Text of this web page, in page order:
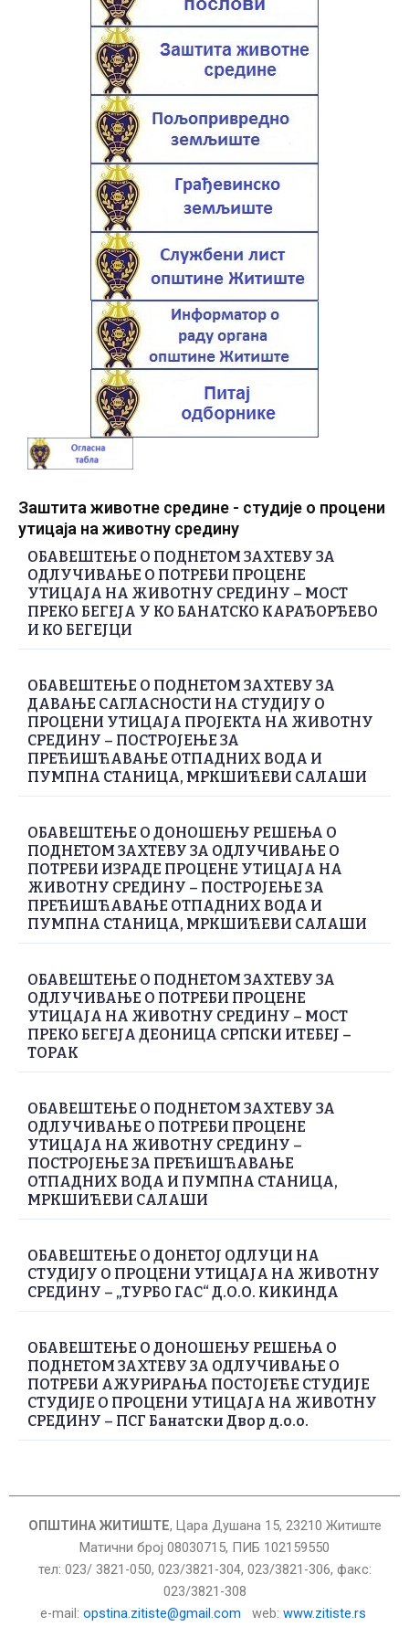
Заштита животне средине - студије о процени
утицаја на животну средину
ОБАВЕШТЕЊЕ О ПОДНЕТОМ ЗАХТЕВУ ЗА
ОДЛУЧИВАЊЕ О ПОТРЕБИ ПРОЦЕНЕ
УТИЦАЈА НА ЖИВОТНУ СРЕДИНУ – МОСТ
ПРЕКО БЕГЕЈА У КО БАНАТСКО КАРАЂОРЂЕВО
И КО БЕГЕЈЦИ
ОБАВЕШТЕЊЕ О ПОДНЕТОМ ЗАХТЕВУ ЗА
ДАВАЊЕ САГЛАСНОСТИ НА СТУДИЈУ О
ПРОЦЕНИ УТИЦАЈА ПРОЈЕКТА НА ЖИВОТНУ
СРЕДИНУ – ПОСТРОЈЕЊЕ ЗА
ПРЕЋИШЋАВАЊЕ ОТПАДНИХ ВОДА И
ПУМПНА СТАНИЦА, МРКШИЋЕВИ САЛАШИ
ОБАВЕШТЕЊЕ О ДОНОШЕЊУ РЕШЕЊА О
ПОДНЕТОМ ЗАХТЕВУ ЗА ОДЛУЧИВАЊЕ О
ПОТРЕБИ ИЗРАДЕ ПРОЦЕНЕ УТИЦАЈА НА
ЖИВОТНУ СРЕДИНУ – ПОСТРОЈЕЊЕ ЗА
ПРЕЋИШЋАВАЊЕ ОТПАДНИХ ВОДА И
ПУМПНА СТАНИЦА, МРКШИЋЕВИ САЛАШИ
ОБАВЕШТЕЊЕ О ПОДНЕТОМ ЗАХТЕВУ ЗА
ОДЛУЧИВАЊЕ О ПОТРЕБИ ПРОЦЕНЕ
УТИЦАЈА НА ЖИВОТНУ СРЕДИНУ – МОСТ
ПРЕКО БЕГЕЈА ДЕОНИЦА СРПСКИ ИТЕБЕЈ –
ТОРАК
ОБАВЕШТЕЊЕ О ПОДНЕТОМ ЗАХТЕВУ ЗА
ОДЛУЧИВАЊЕ О ПОТРЕБИ ПРОЦЕНЕ
УТИЦАЈА НА ЖИВОТНУ СРЕДИНУ –
ПОСТРОЈЕЊЕ ЗА ПРЕЋИШЋАВАЊЕ
ОТПАДНИХ ВОДА И ПУМПНА СТАНИЦА,
МРКШИЋЕВИ САЛАШИ
ОБАВЕШТЕЊЕ О ДОНЕТОЈ ОДЛУЦИ НА
СТУДИЈУ О ПРОЦЕНИ УТИЦАЈА НА ЖИВОТНУ
СРЕДИНУ – „ТУРБО ГАС“ Д.О.О. КИКИНДА
ОБАВЕШТЕЊЕ О ДОНОШЕЊУ РЕШЕЊА О
ПОДНЕТОМ ЗАХТЕВУ ЗА ОДЛУЧИВАЊЕ О
ПОТРЕБИ АЖУРИРАЊА ПОСТОЈЕЋЕ СТУДИЈЕ
СТУДИЈЕ О ПРОЦЕНИ УТИЦАЈА НА ЖИВОТНУ
СРЕДИНУ – ПСГ Банатски Двор д.о.о.
ОПШТИНА ЖИТИШТЕ, Цара Душана 15, 23210 Житиште
Матични број 08030715, ПИБ 102159550
тел: 023/ 3821-050, 023/3821-304, 023/3821-306, факс:
023/3821-308
е-mail: opstina.zitiste@gmail.com web: www.zitiste.rs